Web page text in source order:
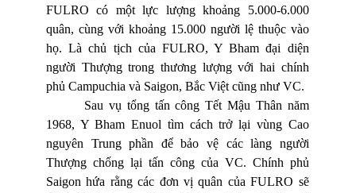
FULRO có một lực lượng khoảng 5.000-6.000
quân, cùng với khoảng 15.000 người lệ thuộc vào
họ. Là chủ tịch của FULRO, Y Bham đại diện
người Thượng trong thương lượng với hai chính
phủ Campuchia và Saigon, Bắc Việt cũng như VC.
Sau vụ tổng tấn công Tết Mậu Thân năm
1968, Y BhamEnuol tìm cách trở lại vùng Cao
nguyên Trung phần để bảo vệ các làng người
Thượng chống lại tấn công của VC. Chính phủ
Saigon hứa rằng các đơn vị quân của FULRO sẽ